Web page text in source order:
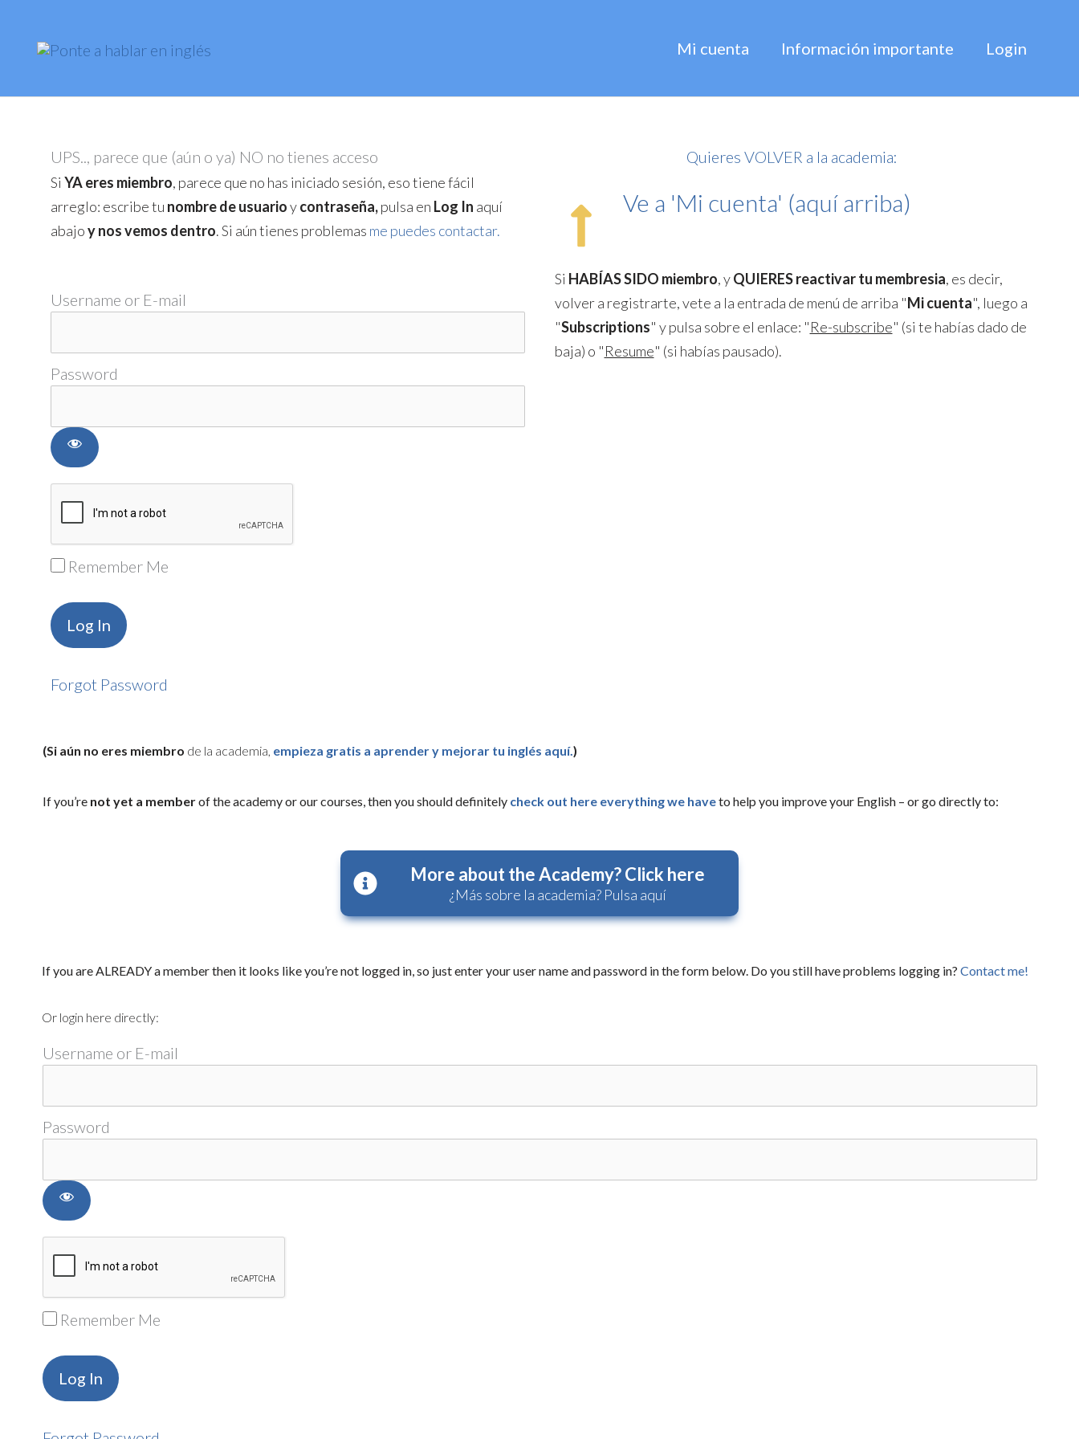
content
Mi cuenta Información importante Login
UPS.., parece que (aún o ya) NO no tienes acceso
Si YA eres miembro, parece que no has iniciado sesión, eso tiene fácil
arreglo: escribe tu nombre de usuarioycontraseña,pulsa en Log In aquí
abajoy nos vemos dentro. Si aún tienes problemas me puedes contactar.
Username or E-mail
Password
Remember Me
Forgot Password
Quieres VOLVER a la academia:
Ve a 'Mi cuenta' (aquí arriba)
Si HABÍAS SIDO miembro, yQUIERES reactivar tu membresia, es decir,
volver a registrarte, vete a la entrada de menú de arriba "Mi cuenta", luego a
"Subscriptions" y pulsa sobre el enlace: "Re-subscribe" (si te habías dado de
baja) o "Resume" (si habías pausado).
(Si aún no eres miembro de la academia, empieza gratis a aprender y mejorar tu inglés aquí.)
If you’re not yet a memberof the academy or our courses, then you should definitely check out here everything we haveto help you improve your English – or go directly to:
More about the Academy? Click here
¿Más sobre la academia? Pulsa aquí
If you are ALREADY a member then it looks like you’re not logged in, so just enter your user name and password in the form below. Do you still have problems logging in? Contact me!
Or login here directly:
Username or E-mail
Password
Remember Me